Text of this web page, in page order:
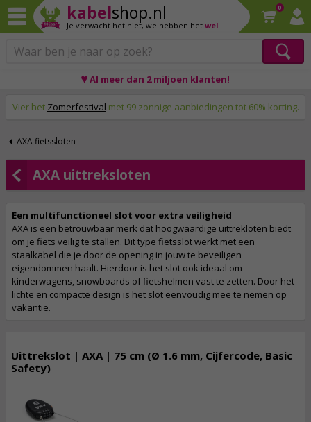
kabelshop.nl
Je verwacht het niet, we hebben het wel
0
♥ Al meer dan 2 miljoen klanten!
Vier het Zomerfestival met 99 zonnige aanbiedingen tot 60% korting.
AXA fietssloten
AXA uittreksloten
Een multifunctioneel slot voor extra veiligheid
AXA is een betrouwbaar merk dat hoogwaardige uittrekloten biedt
om je fiets veilig te stallen. Dit type fietsslot werkt met een
staalkabel die je door de opening in jouw te beveiligen
eigendommen haalt. Hierdoor is het slot ook ideaal om
kinderwagens, snowboards of fietshelmen vast te zetten. Door het
lichte en compacte design is het slot eenvoudig mee te nemen op
vakantie.
Uittrekslot | AXA | 75 cm (Ø 1.6 mm, Cijfercode, Basic
Safety)